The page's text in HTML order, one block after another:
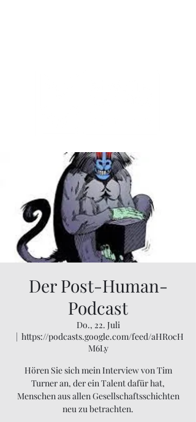
Der Post-Human-
Podcast
Do., 22. Juli
  |
https://podcasts.google.com/feed/aHR0cH
M6Ly
Hören Sie sich mein Interview von Tim
Turner an, der ein Talent dafür hat,
Menschen aus allen Gesellschaftsschichten
neu zu betrachten.